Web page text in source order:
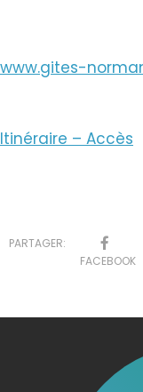
www.gites-
Itinéraire – Accès
PARTAGER:
FACEBOOK